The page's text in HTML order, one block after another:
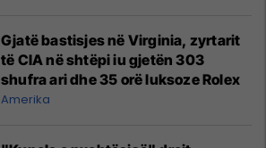
Gjatë bastisjes në Virginia, zyrtarit
të CIA në shtëpi iu gjetën 303
shufra ari dhe 35 orë luksoze Rolex
Amerika